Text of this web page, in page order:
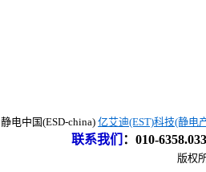
静电中国(ESD-china) 亿艾迪(EST)科技(静电
联系我们 ： 010-
版权